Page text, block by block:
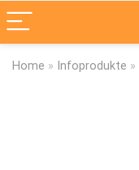
Home » Infoprodukte »